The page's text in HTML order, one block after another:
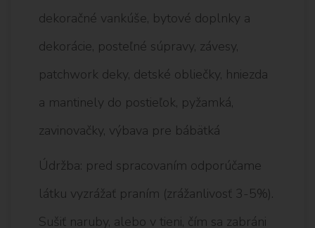
dekoračné vankúše, bytové doplnky a
dekorácie, posteľné súpravy, závesy,
patchwork deky, detské obliečky, hniezda
a mantinely do postieľok, pyžamká,
zavinovačky, výbava pre bábätká
Údržba: pred spracovaním odporúčame
látku vyzrážať praním (zrážanlivosť 3-5%).
Sušiť naruby, alebo v tieni, čím sa zabráni